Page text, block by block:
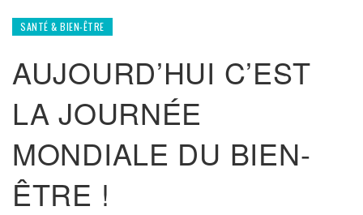
SANTÉ & BIEN-ÊTRE
AUJOURD’HUI C’EST
LA JOURNÉE
MONDIALE DU BIEN-
ÊTRE !